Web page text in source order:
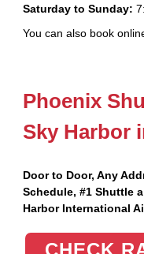
Saturday to Sunday:
You can also book
Phoenix
Sky Harbor
Door to Door, Any
Schedule, #1 Shuttle
Harbor International
CHECK